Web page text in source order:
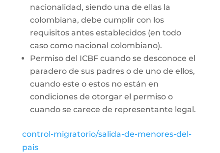
nacionalidad, siendo una de ellas la
colombiana, debe cumplir con los
requisitos antes establecidos (en todo
caso como nacional colombiano).
Permiso del ICBF cuando se desconoce el
paradero de sus padres o de uno de ellos,
cuando este o estos no están en
condiciones de otorgar el permiso o
cuando se carece de representante legal.
control-migratorio/salida-de-menores-del-
pais